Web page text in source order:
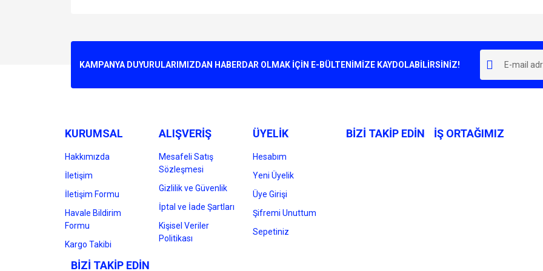
Ürün resmi kalitesiz, bozuk veya görüntülenemiyor.
Bu ürüne benzer farklı alternatifler olmalı.
KAMPANYA DUYURULARIMIZDAN HABERDAR OLMAK İÇİN E-BÜLTENİMİZE KAYDOLABİLİRSİNİZ!
KURUMSAL
Hakkımızda
İletişim
İletişim Formu
Havale Bildirim
Formu
Kargo Takibi
ALIŞVERİŞ
Mesafeli Satış
Sözleşmesi
Gizlilik ve Güvenlik
İptal ve İade Şartları
Kişisel Veriler
Politikası
ÜYELİK
Hesabım
Yeni Üyelik
Üye Girişi
Şifremi Unuttum
Sepetiniz
BİZİ TAKİP EDİN İŞ ORTAĞIMIZ
BİZİ TAKİP EDİN